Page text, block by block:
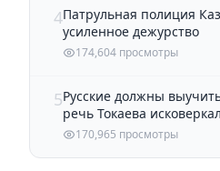
4Патрульная полиция
усиленное дежурство
174,604 просмотры
5Русские должны
речь Токаева
170,965 просмотры